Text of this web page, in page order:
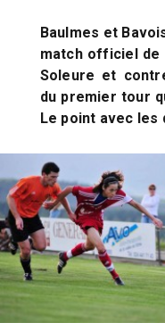
Baulmes et
match officiel de
Soleure et
du premier tour
Le point avec les